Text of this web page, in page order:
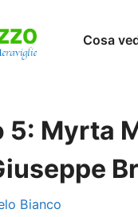
Cosa
5: Myrta
Bianco